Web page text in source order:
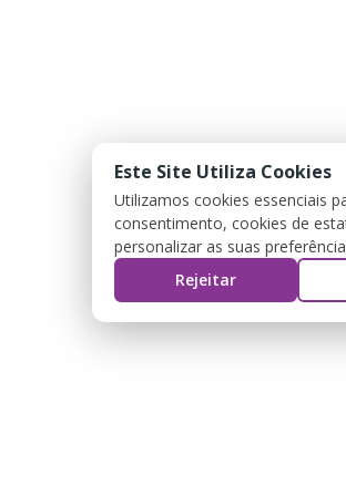
Este Site Utiliza Cookies
Utilizamos cookies essenciais
consentimento, cookies de
personalizar as suas
Rejeitar